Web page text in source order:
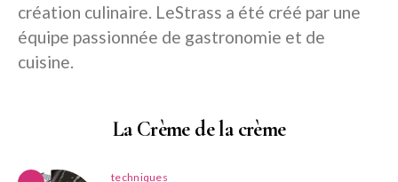
création culinaire. LeStrass a été créé par une
équipe passionnée de gastronomie et de
cuisine.
La Crème de la crème
techniques